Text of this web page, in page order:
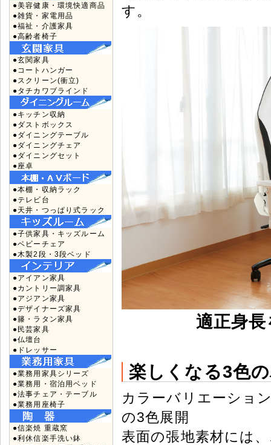
●美容健康・環境快適商品
●雑貨・家電用品
●福祉・介護家具
●高齢者椅子
●玄関家具
●コートハンガー
●スクリーン(衝立)
●タチカワブラインド
●キッチン収納
●ダストボックス
●ダイニングテーブル
●ダイニングチェア
●ダイニングセット
●座卓
●本棚・収納ラック
●テレビ台
●天井・つっぱり式ラック
●子供家具・キッズルーム
●ベビーチェア
●木製2段・3段ベッド
●アイアン家具
●カントリー調家具
●アジアン家具
●デザイナーズ家具
●籐・ラタン家具
●民芸家具
●仏壇台
●ドレッサー
●業務用家具シリーズ
●業務用・宿泊用ベッド
●法事チェア・テーブル
●業務用座椅子
●信楽焼 重蔵窯
●利休信楽手洗い鉢
す。
適正身
楽しくなる3色
カラーバリエーショ
の3色展開
表面の張地素材には